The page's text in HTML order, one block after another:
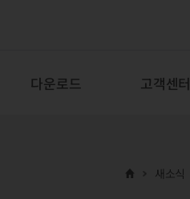
다운로드 고객센터
새소식